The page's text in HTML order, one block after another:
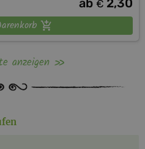
ab € 2,30
anzeigen